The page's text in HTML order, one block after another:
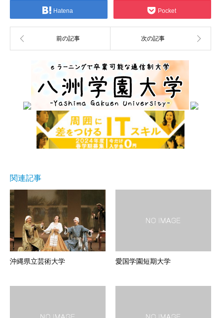
Hatena Pocket
関連記事
沖縄県立芸術大学 愛国学園短期大学